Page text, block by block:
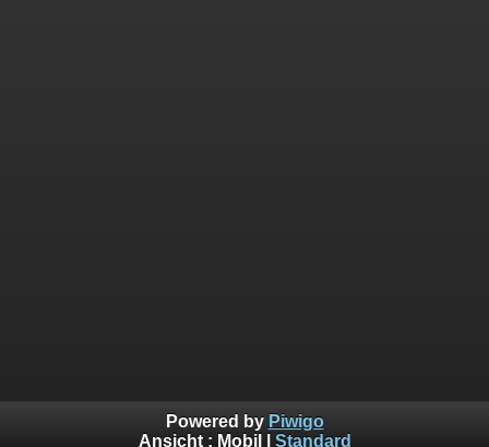
Powered by Piwigo
Ansicht : Mobil Standard